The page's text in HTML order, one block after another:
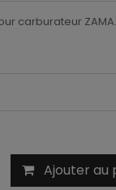
carburateur ZAMA.
Ajouter au